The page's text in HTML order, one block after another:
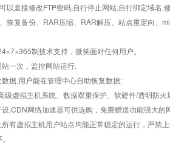
以直接修改FTP密码,自行停止网站,自行绑定域名,
恢复备份、RAR压缩、RAR解压、站点重定向、
制技术支持，微笑面对任何用户。
一次，监控网站运行.
据,用户能在管理中心自助恢复数据;
级虚拟主机系统、数据双重保护、软硬件/透明防火
,CDN网络加速器可供选购，免费赠送功能强大
有虚拟主机用户站点均能正常稳定的运行，严禁